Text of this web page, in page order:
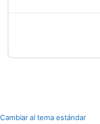
Cambiar al tema estándar